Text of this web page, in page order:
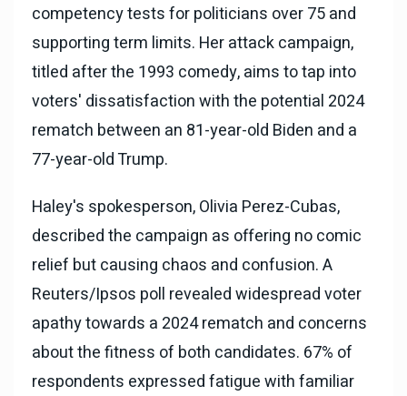
competency tests for politicians over 75 and
supporting term limits. Her attack campaign,
titled after the 1993 comedy, aims to tap into
voters' dissatisfaction with the potential 2024
rematch between an 81-year-old Biden and a
77-year-old Trump.
Haley's spokesperson, Olivia Perez-Cubas,
described the campaign as offering no comic
relief but causing chaos and confusion. A
Reuters/Ipsos poll revealed widespread voter
apathy towards a 2024 rematch and concerns
about the fitness of both candidates. 67% of
respondents expressed fatigue with familiar